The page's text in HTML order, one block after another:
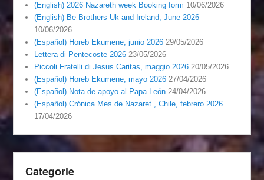
(English) 2026 Nazareth week Booking form 10/06/2026
(English) Be Brothers Uk and Ireland, June 2026
10/06/2026
(Español) Horeb Ekumene, junio 2026 29/05/2026
Lettera di Pentecoste 2026 23/05/2026
Piccoli Fratelli di Jesus Caritas, maggio 2026 20/05/2026
(Español) Horeb Ekumene, mayo 2026 27/04/2026
(Español) Nota de apoyo al Papa León 24/04/2026
(Español) Crónica Mes de Nazaret , Chile, febrero 2026
17/04/2026
Categorie